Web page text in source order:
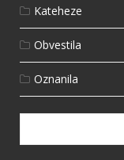
Kateheze
Obvestila
Oznanila